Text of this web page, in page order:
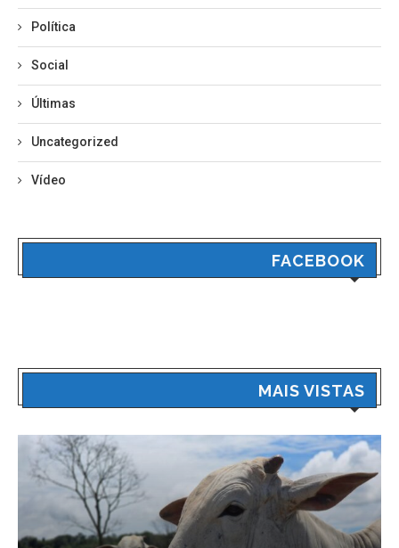
Política
Social
Últimas
Uncategorized
Vídeo
FACEBOOK
MAIS VISTAS